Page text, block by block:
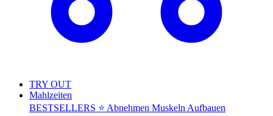
TRY OUT
Mahlzeiten
BESTSELLERS ⭐ Abnehmen Muskeln Aufbauen